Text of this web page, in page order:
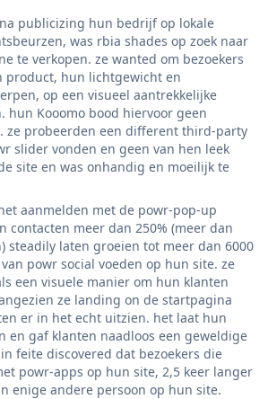
publicizing hun bedrijf op lokale
was rbia shades op zoek naar
te verkopen. ze wanted om bezoekers
product, hun lichtgewicht en
op een visueel aantrekkelijke
hun Kooomo bood hiervoor geen
ze probeerden een different third-party
slider vonden en geen van hen leek
site en was onhandig en moeilijk te
aanmelden met de powr-pop-up
contacten meer dan 250% (meer dan
steadily laten groeien tot meer dan 6000
powr social voeden op hun site. ze
een visuele manier om hun klanten
ze landing on de startpagina
er in het echt uitzien. het laat hun
en gaf klanten naadloos een geweldige
feite discovered dat bezoekers die
powr-apps op hun site, 2,5 keer langer
enige andere persoon op hun site.